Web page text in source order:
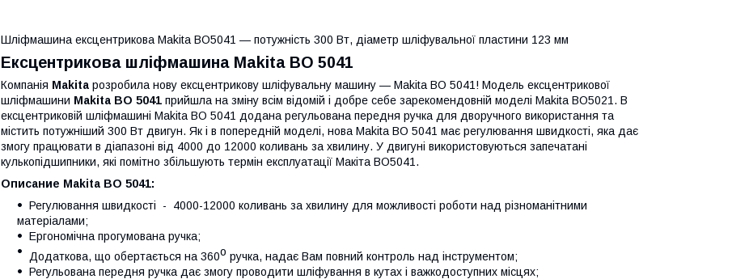
Шліфмашина ексцентрикова Makita BO5041 — потужність 300 Вт, діаметр шліфувальної пластини 123 мм
Ексцентрикова шліфмашина Makita BO 5041
Компанія Makita розробила нову ексцентрикову шліфувальну машину — Makita BO 5041! Модель ексцентрикової
шліфмашини Makita BO 5041 прийшла на зміну всім відомій і добре себе зарекомендовній моделі Makita BO5021. В
ексцентриковій шліфмашині Makita BO 5041 додана регульована передня ручка для дворучного використання та
містить потужніший 300 Вт двигун. Як і в попередній моделі, нова Makita BO 5041 має регулювання швидкості, яка дає
змогу працювати в діапазоні від 4000 до 12000 коливань за хвилину. У двигуні використовуються запечатані
кулькопідшипники, які помітно збільшують термін експлуатації Макіта BO5041.
Описание Makita BO 5041:
Регулювання швидкості - 4000-12000 коливань за хвилину для можливості роботи над різноманітними
матеріалами;
Ергономічна прогумована ручка;
Додаткова, що обертається на 360о ручка, надає Вам повний контроль над інструментом;
Регульована передня ручка дає змогу проводити шліфування в кутах і важкодоступних місцях;